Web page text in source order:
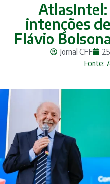
AtlasIntel:
intenções
Flávio
Jornal CFF
Fonte: